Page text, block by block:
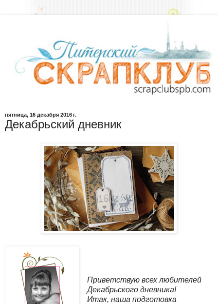
пятница, 16 декабря 2016 г.
Декабрьский дневник
Приветствую всех любителей
Декабрьского дневника!
Итак, наша подготовка